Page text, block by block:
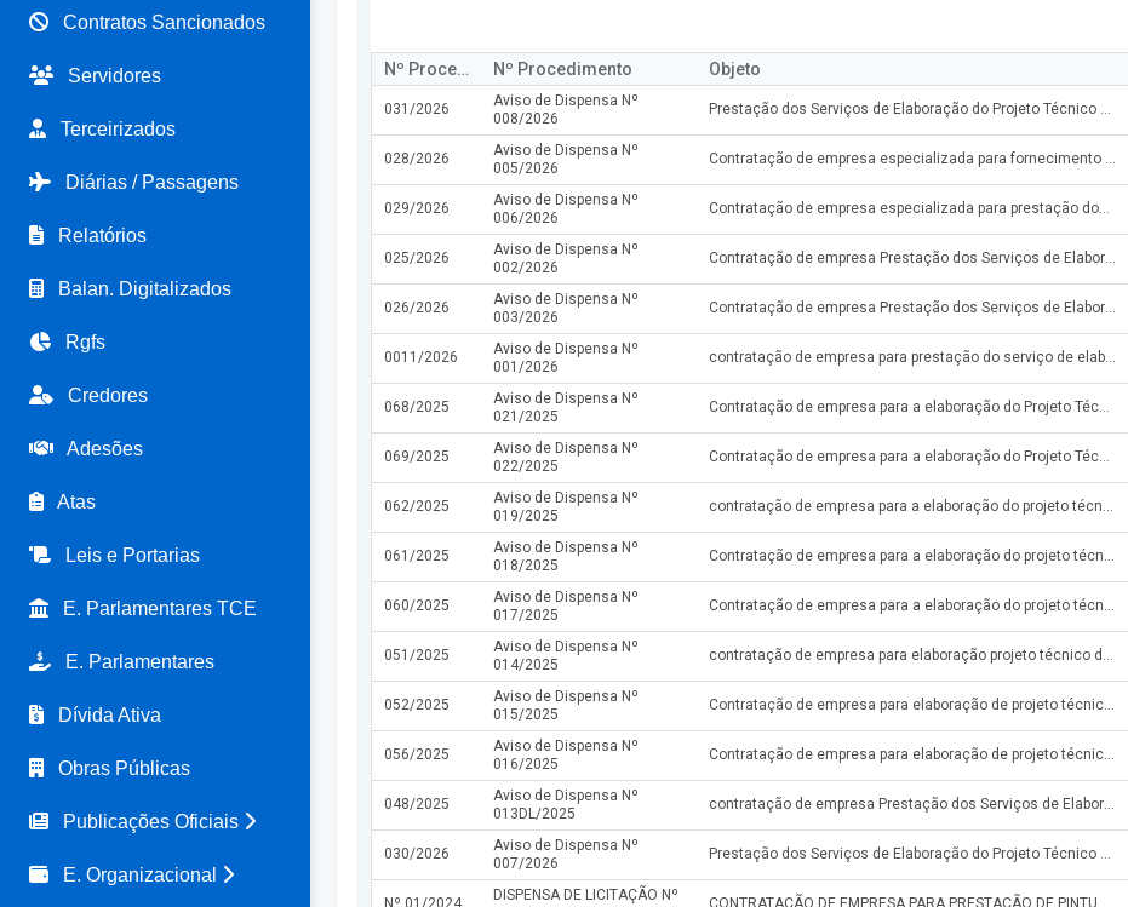
Contratos Sancionados
Servidores
Terceirizados
Diárias / Passagens
Relatórios
Balan. Digitalizados
Rgfs
Credores
Adesões
Atas
Leis e Portarias
E. Parlamentares TCE
E. Parlamentares
Dívida Ativa
Obras Públicas
Publicações Oficiais
E. Organizacional
Nº Processo Nº Procedimento Objeto
031/2026
Aviso de Dispensa Nº
008/2026
Prestação dos Serviços de Elaboração do Projeto Técnico de Engenharia para Pavimentação de Vias em Estradas Vicinais no Município de Curralinhos/PI, objeto do Convênio Transferegov Nº 994358/2026 a ser celebrado entre o Ministério da Integração e do Desenvolvimento Regional - MIDR e a Prefeitura Municipal de Curralinhos/PI.
028/2026
Aviso de Dispensa Nº
005/2026
Contratação de empresa especializada para fornecimento de materiais, equipamentos e execução dos serviços de instalação de subestação aérea de 75 kVA, em rede de 13,8 kV, destinada ao atendimento da Unidade Escolar Gomes Barbosa, localizada no município de Curralinhos – PI.
029/2026
Aviso de Dispensa Nº
006/2026
Contratação de empresa especializada para prestação dos serviços de perfuração de poço tubular parcialmente revestido no Município de Curralinhos/PI, incluindo fornecimento de materiais, equipamentos, mão de obra, ensaios, análises e demais serviços necessários à completa execução da obra, conforme planilha orçamentária, projeto e especificações técnicas vigentes.
025/2026
Aviso de Dispensa Nº
002/2026
Contratação de empresa Prestação dos Serviços de Elaboração do Projeto Técnico de Engenharia para Execução de Obras e Serviços de Engenharia para Estradas Vicinais no Município de Curralinhos/PI, Convênio Transferegov Nº 988546/2025
026/2026
Aviso de Dispensa Nº
003/2026
Contratação de empresa Prestação dos Serviços de Elaboração do Projeto Técnico de Engenharia para Execução de Obras e Serviços de Engenharia para Estradas Vicinais no Município de Curralinhos/PI, Convênio Transferegov Nº 988546/2025.
0011/2026
Aviso de Dispensa Nº
001/2026
contratação de empresa para prestação do serviço de elaboração de projetos técnicos para construção de unidades habitacionais de interesse social no município de Curralinhos – PI, objeto do Convênio Transferegov Nº 040520/2025 a ser celebrado entre o Ministério das Cidades - MCIDADES e a Prefeitura Municipal de Curralinhos/PI.
068/2025
Aviso de Dispensa Nº
021/2025
Contratação de empresa para a elaboração do Projeto Técnico de Engenharia para Pavimentação de Vias em Estradas Vicinais no Município de Curralinhos/PI, objeto do Convênio Transferegov Nº 981354/2025 a ser celebrado entre o Ministério da Integração e do Desenvolvimento Regional - MIDR e a Prefeitura Municipal de Curralinhos/PI.
069/2025
Aviso de Dispensa Nº
022/2025
Contratação de empresa para a elaboração do Projeto Técnico de Engenharia para Construção da Praça no Município de Curralinhos/PI, objeto do Convênio Nº 983736/2025/MTUR celebrado entre o Ministério do Turismo e a Prefeitura Municipal de Curralinhos/PI.
062/2025
Aviso de Dispensa Nº
019/2025
contratação de empresa para a elaboração do projeto técnico de engenharia para pavimentação de vias em estradas vicinais no município de Curralinhos/PI, objeto do Convênio Transferegov Nº 981356/2025 a ser celebrado entre o Ministério da Integração e do Desenvolvimento Regional - MIDR e a Prefeitura Municipal de Curralinhos/PI.
061/2025
Aviso de Dispensa Nº
018/2025
Contratação de empresa para a elaboração do projeto técnico de engenharia para pavimentação de vias em estradas vicinais no município de Curralinhos/PI, objeto do Convênio Transferegov Nº 981355/2025 a ser celebrado entre o Ministério da Integração e do Desenvolvimento Regional - MIDR e a Prefeitura Municipal de Curralinhos/PI.
060/2025
Aviso de Dispensa Nº
017/2025
Contratação de empresa para a elaboração do projeto técnico de engenharia para pavimentação de vias públicas no município de Curralinhos/PI, objeto do Convênio Transferegov Nº 981472/2025 a ser celebrado entre o Ministério das Cidades - MCIDADES e a Prefeitura Municipal de Curralinhos/PI.
051/2025
Aviso de Dispensa Nº
014/2025
contratação de empresa para elaboração projeto técnico de engenharia para pavimentação de vias em estradas vicinais no Município de Curralinhos/PI, objeto do Convênio Transferegov Nº 981350/2025 Ministério da Integração e do Desenvolvimento Regional – MIDR.
052/2025
Aviso de Dispensa Nº
015/2025
Contratação de empresa para elaboração de projeto técnico de engenharia para pavimentação de vias em estradas vicinais no Município de Curralinhos/PI, objeto da Proposta Transferegov Nº 059577/2025 Ministério da Integração e do Desenvolvimento Regional - MIDR
056/2025
Aviso de Dispensa Nº
016/2025
Contratação de empresa para elaboração de projeto técnico de engenharia para pavimentação de vias em estradas vicinais no Município de Curralinhos/PI, objeto da Proposta Transferegov Nº 981351/2025 Ministério da Integração e do Desenvolvimento Regional - MIDR
048/2025
Aviso de Dispensa Nº
013DL/2025
contratação de empresa Prestação dos Serviços de Elaboração do Projeto Técnico de Engenharia para Execução de Obras e Serviços de Engenharia para Estradas Vicinais no Município de Curralinhos/PI, objeto da Proposta Transferegov Nº 046414/2025 a ser celebrado entre o Ministério da Agricultura e Pecuária - MAPA.
030/2026
Aviso de Dispensa Nº
007/2026
Prestação dos Serviços de Elaboração do Projeto Técnico de Engenharia para Pavimentação de Vias em Estradas Vicinais no Município de Curralinhos/PI, objeto do Convênio Transferegov Nº 994034/2026 a ser celebrado entre o Ministério da Integração e do Desenvolvimento Regional - MIDR e a Prefeitura Municipal de Curralinhos/PI.
Nº 01/2024
DISPENSA DE LICITAÇÃO Nº